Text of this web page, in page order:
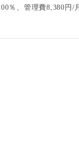
％、管理費8,380円